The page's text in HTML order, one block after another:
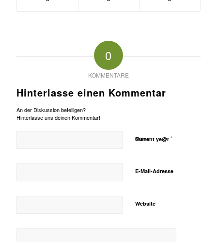
0
KOMMENTARE
Hinterlasse einen Kommentar
An der Diskussion beteiligen?
Hinterlasse uns deinen Kommentar!
Name
E-Mail-Adresse
Website
Current ye@r *